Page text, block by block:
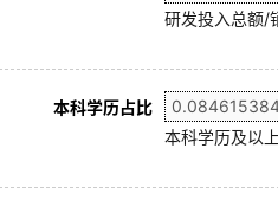
研发投入总额/
本科学历占比
本科学历及以